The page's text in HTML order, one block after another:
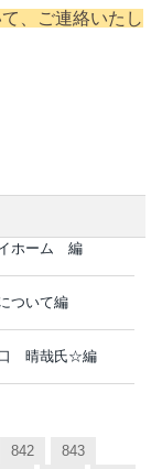
、ご連絡いたし
ホーム 編
ついて編
口 晴哉氏☆編
842
843